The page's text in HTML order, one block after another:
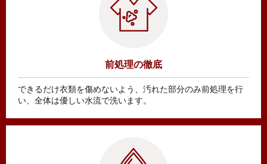
前処理の徹底
できるだけ衣類を傷めないよう、汚れた部分のみ前処理を行
い、全体は優しい水流で洗います。